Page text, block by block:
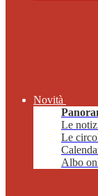
Novità
Le
Le
Albo